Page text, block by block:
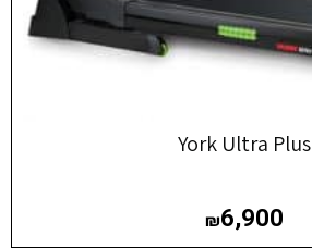
York Ultra Plus
₪6,900